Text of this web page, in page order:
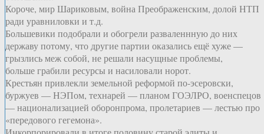
Короче, мир Шариковым, война Преображенским, долой НТП
ради уравниловки и т.д.
Большевики подобрали и обогрели разваленнную до них
державу потому, что другие партии оказались ещё хуже —
грызлись меж собой, не решали насущные проблемы,
больше грабили ресурсы и насиловали норот.
Крестьян привлекли земельной реформой по-эсеровски,
буржуев — НЭПом, технарей — планом ГОЭЛРО, военспецов
— национализацией оборонпрома, пролетариев — лестью про
«передового гегемона».